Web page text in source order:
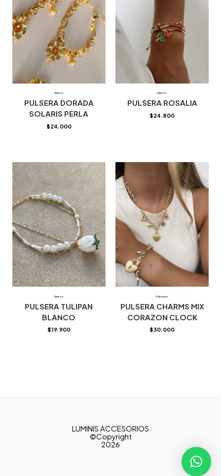
Nuevo
PULSERA DORADA
SOLARIS PERLA
$24.000
Nuevo
PULSERA ROSALIA
$24.800
Nuevo
PULSERA TULIPAN
BLANCO
$19.900
Pulseras
PULSERA CHARMS MIX
CORAZON CLOCK
$30.000
LUMINIS ACCESORIOS
©Copyright
2026